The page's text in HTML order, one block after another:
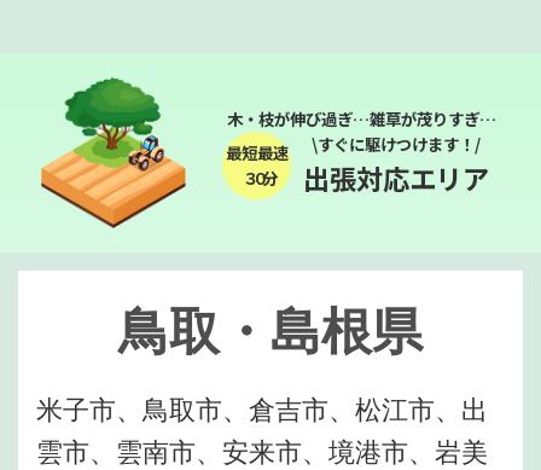
木・枝が伸び過ぎ…雑草が茂りすぎ…
最短最速
３０分
\すぐに駆けつけます！/
出張対応エリア
鳥取・島根県
米子市、鳥取市、倉吉市、松江市、出
雲市、雲南市、安来市、境港市、岩美